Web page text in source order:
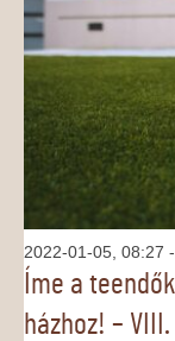
2022-01-05, 08:27
Íme a
házhoz! –